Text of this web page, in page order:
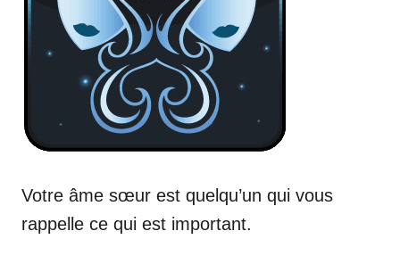
Votre âme sœur est quelqu’un qui vous
rappelle ce qui est important.